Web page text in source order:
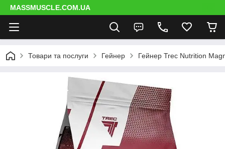
MASSMUSCLE.COM.UA
Товари та послуги Гейнер Гейнер Trec Nutrition